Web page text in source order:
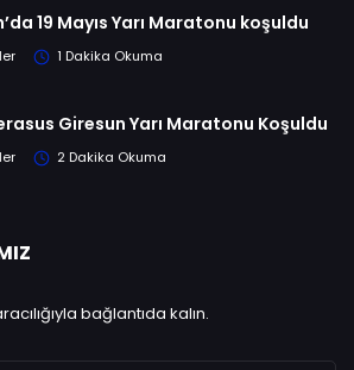
19 Mayıs Yarı Maratonu koşuldu
1 Dakika Okuma
Giresun Yarı Maratonu Koşuldu
2 Dakika Okuma
bağlantıda kalın.